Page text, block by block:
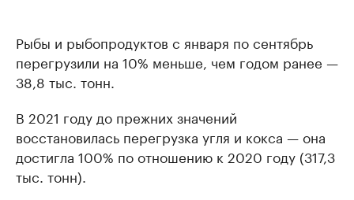
Рыбы и рыбопродуктов с января по сентябрь
перегрузили на 10% меньше, чем годом ранее —
38,8 тыс. тонн.
В 2021 году до прежних значений
восстановилась перегрузка угля и кокса — она
достигла 100% по отношению к 2020 году (317,3
тыс. тонн).